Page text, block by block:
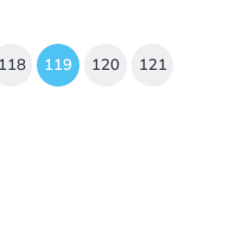
118 119 120 121